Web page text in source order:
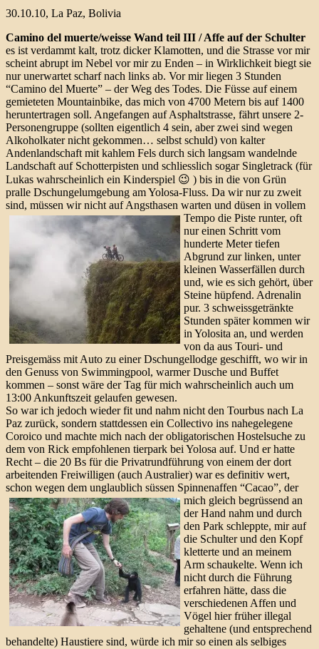
30.10.10, La Paz, Bolivia
Camino del muerte/weisse Wand teil III / Affe auf der Schulter
es ist verdammt kalt, trotz dicker Klamotten, und die Strasse vor mir
scheint abrupt im Nebel vor mir zu Enden – in Wirklichkeit biegt sie
nur unerwartet scharf nach links ab. Vor mir liegen 3 Stunden
“Camino del Muerte” – der Weg des Todes. Die Füsse auf einem
gemieteten Mountainbike, das mich von 4700 Metern bis auf 1400
heruntertragen soll. Angefangen auf Asphaltstrasse, fährt unsere 2-
Personengruppe (sollten eigentlich 4 sein, aber zwei sind wegen
Alkoholkater nicht gekommen… selbst schuld) von kalter
Andenlandschaft mit kahlem Fels durch sich langsam wandelnde
Landschaft auf Schotterpisten und schliesslich sogar Singletrack (für
Lukas wahrscheinlich ein Kinderspiel 😉 ) bis in die von Grün
pralle Dschungelumgebung am Yolosa-Fluss. Da wir nur zu zweit
sind, müssen wir nicht auf Angsthasen warten und düsen in vollem
Tempo die Piste runter, oft
nur einen Schritt vom
hunderte Meter tiefen
Abgrund zur linken, unter
kleinen Wasserfällen durch
und, wie es sich gehört, über
Steine hüpfend. Adrenalin
pur. 3 schweissgetränkte
Stunden später kommen wir
in Yolosita an, und werden
von da aus Touri- und
Preisgemäss mit Auto zu einer Dschungellodge geschifft, wo wir in
den Genuss von Swimmingpool, warmer Dusche und Buffet
kommen – sonst wäre der Tag für mich wahrscheinlich auch um
13:00 Ankunftszeit gelaufen gewesen.
So war ich jedoch wieder fit und nahm nicht den Tourbus nach La
Paz zurück, sondern stattdessen ein Collectivo ins nahegelegene
Coroico und machte mich nach der obligatorischen Hostelsuche zu
dem von Rick empfohlenen tierpark bei Yolosa auf. Und er hatte
Recht – die 20 Bs für die Privatrundführung von einem der dort
arbeitenden Freiwilligen (auch Australier) war es definitiv wert,
schon wegen dem unglaublich süssen Spinnenaffen “Cacao”, der
mich gleich begrüssend an
der Hand nahm und durch
den Park schleppte, mir auf
die Schulter und den Kopf
kletterte und an meinem
Arm schaukelte. Wenn ich
nicht durch die Führung
erfahren hätte, dass die
verschiedenen Affen und
Vögel hier früher illegal
gehaltene (und entsprechend
behandelte) Haustiere sind, würde ich mir so einen als selbiges